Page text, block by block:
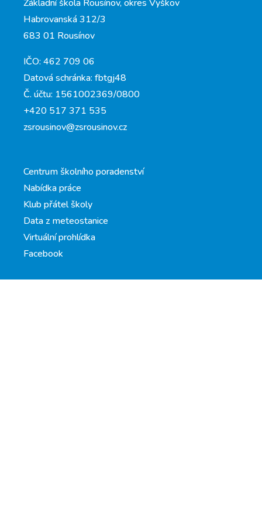
Základní škola Rousínov, okres Vyškov
Habrovanská 312/3
683 01 Rousínov
IČO: 462 709 06
Datová schránka: fbtgj48
Č. účtu: 1561002369/0800
+420 517 371 535
zsrousinov@zsrousinov.cz
Centrum školního poradenství
Nabídka práce
Klub přátel školy
Data z meteostanice
Virtuální prohlídka
Facebook